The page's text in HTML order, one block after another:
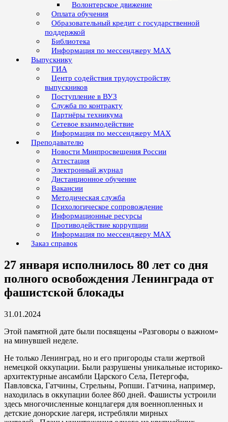
Волонтерское движение
Оплата обучения
Образовательный кредит с государственной
поддержкой
Библиотека
Информация по мессенджеру MAX
Выпускнику
ГИА
Центр содействия трудоустройству
выпускников
Поступление в ВУЗ
Служба по контракту
Партнёры техникума
Сетевое взаимодействие
Информация по мессенджеру MAX
Преподавателю
Новости Минпросвещения России
Аттестация
Электронный журнал
Дистанционное обучение
Вакансии
Методическая служба
Психологическое сопровождение
Информационные ресурсы
Противодействие коррупции
Информация по мессенджеру MAX
Заказ справок
27 января исполнилось 80 лет со дня
полного освобождения Ленинграда от
фашистской блокады
31.01.2024
Этой памятной дате были посвящены «Разговоры о важном»
на минувшей неделе.
Не только Ленинград, но и его пригороды стали жертвой
немецкой оккупации. Были разрушены уникальные историко-
архитектурные ансамбли Царского Села, Петергофа,
Павловска, Гатчины, Стрельны, Ропши. Гатчина, например,
находилась в оккупации более 860 дней. Фашисты устроили
здесь многочисленные концлагеря для военнопленных и
детские донорские лагеря, истребляли мирных